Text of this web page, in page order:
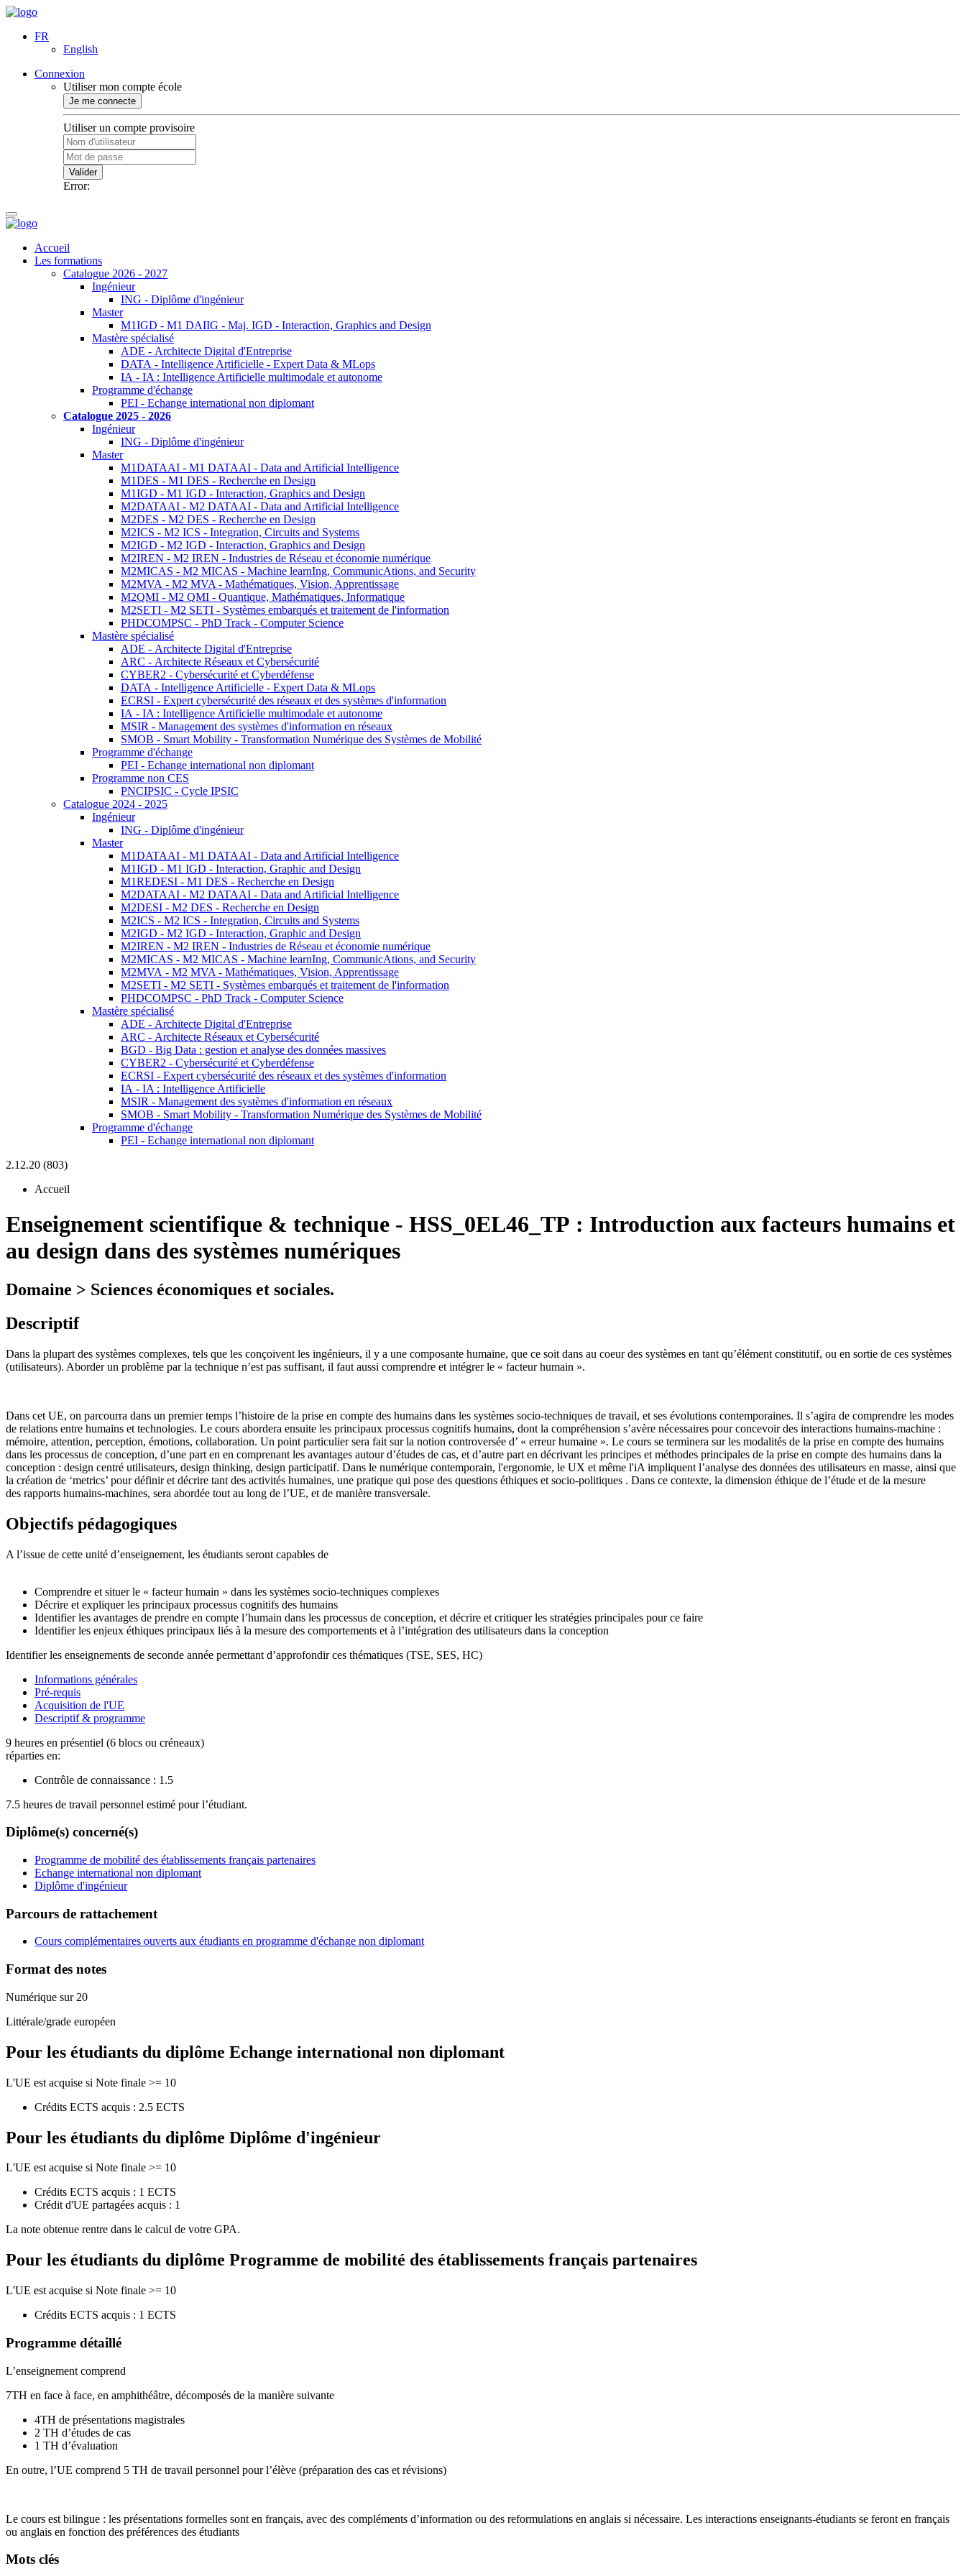
FR
English
Connexion
Utiliser mon compte école
Je me connecte
Utiliser un compte provisoire
Valider
Error:
Accueil
Les formations
Catalogue 2026 - 2027
Ingénieur
ING - Diplôme d'ingénieur
Master
M1IGD - M1 DAIIG - Maj. IGD - Interaction, Graphics and Design
Mastère spécialisé
ADE - Architecte Digital d'Entreprise
DATA - Intelligence Artificielle - Expert Data & MLops
IA - IA : Intelligence Artificielle multimodale et autonome
Programme d'échange
PEI - Echange international non diplomant
Catalogue 2025 - 2026
Ingénieur
ING - Diplôme d'ingénieur
Master
M1DATAAI - M1 DATAAI - Data and Artificial Intelligence
M1DES - M1 DES - Recherche en Design
M1IGD - M1 IGD - Interaction, Graphics and Design
M2DATAAI - M2 DATAAI - Data and Artificial Intelligence
M2DES - M2 DES - Recherche en Design
M2ICS - M2 ICS - Integration, Circuits and Systems
M2IGD - M2 IGD - Interaction, Graphics and Design
M2IREN - M2 IREN - Industries de Réseau et économie numérique
M2MICAS - M2 MICAS - Machine learnIng, CommunicAtions, and Security
M2MVA - M2 MVA - Mathématiques, Vision, Apprentissage
M2QMI - M2 QMI - Quantique, Mathématiques, Informatique
M2SETI - M2 SETI - Systèmes embarqués et traitement de l'information
PHDCOMPSC - PhD Track - Computer Science
Mastère spécialisé
ADE - Architecte Digital d'Entreprise
ARC - Architecte Réseaux et Cybersécurité
CYBER2 - Cybersécurité et Cyberdéfense
DATA - Intelligence Artificielle - Expert Data & MLops
ECRSI - Expert cybersécurité des réseaux et des systèmes d'information
IA - IA : Intelligence Artificielle multimodale et autonome
MSIR - Management des systèmes d'information en réseaux
SMOB - Smart Mobility - Transformation Numérique des Systèmes de Mobilité
Programme d'échange
PEI - Echange international non diplomant
Programme non CES
PNCIPSIC - Cycle IPSIC
Catalogue 2024 - 2025
Ingénieur
ING - Diplôme d'ingénieur
Master
M1DATAAI - M1 DATAAI - Data and Artificial Intelligence
M1IGD - M1 IGD - Interaction, Graphic and Design
M1REDESI - M1 DES - Recherche en Design
M2DATAAI - M2 DATAAI - Data and Artificial Intelligence
M2DESI - M2 DES - Recherche en Design
M2ICS - M2 ICS - Integration, Circuits and Systems
M2IGD - M2 IGD - Interaction, Graphic and Design
M2IREN - M2 IREN - Industries de Réseau et économie numérique
M2MICAS - M2 MICAS - Machine learnIng, CommunicAtions, and Security
M2MVA - M2 MVA - Mathématiques, Vision, Apprentissage
M2SETI - M2 SETI - Systèmes embarqués et traitement de l'information
PHDCOMPSC - PhD Track - Computer Science
Mastère spécialisé
ADE - Architecte Digital d'Entreprise
ARC - Architecte Réseaux et Cybersécurité
BGD - Big Data : gestion et analyse des données massives
CYBER2 - Cybersécurité et Cyberdéfense
ECRSI - Expert cybersécurité des réseaux et des systèmes d'information
IA - IA : Intelligence Artificielle
MSIR - Management des systèmes d'information en réseaux
SMOB - Smart Mobility - Transformation Numérique des Systèmes de Mobilité
Programme d'échange
PEI - Echange international non diplomant
2.12.20 (803)
Accueil
Enseignement scientifique & technique - HSS_0EL46_TP : Introduction aux facteurs humains et
au design dans des systèmes numériques
Domaine > Sciences économiques et sociales.
Descriptif
Dans la plupart des systèmes complexes, tels que les conçoivent les ingénieurs, il y a une composante humaine, que ce soit dans au coeur des systèmes en tant qu’élément constitutif, ou en sortie de ces systèmes
(utilisateurs). Aborder un problème par la technique n’est pas suffisant, il faut aussi comprendre et intégrer le « facteur humain ».
Dans cet UE, on parcourra dans un premier temps l’histoire de la prise en compte des humains dans les systèmes socio-techniques de travail, et ses évolutions contemporaines. Il s’agira de comprendre les modes
de relations entre humains et technologies. Le cours abordera ensuite les principaux processus cognitifs humains, dont la compréhension s’avère nécessaires pour concevoir des interactions humains-machine :
mémoire, attention, perception, émotions, collaboration. Un point particulier sera fait sur la notion controversée d’ « erreur humaine ». Le cours se terminera sur les modalités de la prise en compte des humains
dans les processus de conception, d’une part en en comprenant les avantages autour d’études de cas, et d’autre part en décrivant les principes et méthodes principales de la prise en compte des humains dans la
conception : design centré utilisateurs, design thinking, design participatif. Dans le numérique contemporain, l'ergonomie, le UX et même l'iA impliquent l’analyse des données des utilisateurs en masse, ainsi que
la création de ‘metrics’ pour définir et décrire tant des activités humaines, une pratique qui pose des questions éthiques et socio-politiques . Dans ce contexte, la dimension éthique de l’étude et de la mesure
des rapports humains-machines, sera abordée tout au long de l’UE, et de manière transversale.
Objectifs pédagogiques
A l’issue de cette unité d’enseignement, les étudiants seront capables de
Comprendre et situer le « facteur humain » dans les systèmes socio-techniques complexes
Décrire et expliquer les principaux processus cognitifs des humains
Identifier les avantages de prendre en compte l’humain dans les processus de conception, et décrire et critiquer les stratégies principales pour ce faire
Identifier les enjeux éthiques principaux liés à la mesure des comportements et à l’intégration des utilisateurs dans la conception
Identifier les enseignements de seconde année permettant d’approfondir ces thématiques (TSE, SES, HC)
Informations générales
Pré-requis
Acquisition de l'UE
Descriptif & programme
9 heures en présentiel (6 blocs ou créneaux)
réparties en:
Contrôle de connaissance : 1.5
7.5 heures de travail personnel estimé pour l’étudiant.
Diplôme(s) concerné(s)
Programme de mobilité des établissements français partenaires
Echange international non diplomant
Diplôme d'ingénieur
Parcours de rattachement
Cours complémentaires ouverts aux étudiants en programme d'échange non diplomant
Format des notes
Numérique sur 20
Littérale/grade européen
Pour les étudiants du diplôme Echange international non diplomant
L'UE est acquise si Note finale >= 10
Crédits ECTS acquis : 2.5 ECTS
Pour les étudiants du diplôme Diplôme d'ingénieur
L'UE est acquise si Note finale >= 10
Crédits ECTS acquis : 1 ECTS
Crédit d'UE partagées acquis : 1
La note obtenue rentre dans le calcul de votre GPA.
Pour les étudiants du diplôme Programme de mobilité des établissements français partenaires
L'UE est acquise si Note finale >= 10
Crédits ECTS acquis : 1 ECTS
Programme détaillé
L’enseignement comprend
7TH en face à face, en amphithéâtre, décomposés de la manière suivante
4TH de présentations magistrales
2 TH d’études de cas
1 TH d’évaluation
En outre, l’UE comprend 5 TH de travail personnel pour l’élève (préparation des cas et révisions)
Le cours est bilingue : les présentations formelles sont en français, avec des compléments d’information ou des reformulations en anglais si nécessaire. Les interactions enseignants-étudiants se feront en français
ou anglais en fonction des préférences des étudiants
Mots clés